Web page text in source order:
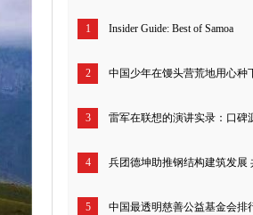
1 Insider Guide: Best of Samoa
2 中国少年在馒头营荒地用心种
3 雷军在联想的演讲实录：口碑
4 兵团德坤助推钢结构建筑发展
5 中国最透明慈善公益基金会排